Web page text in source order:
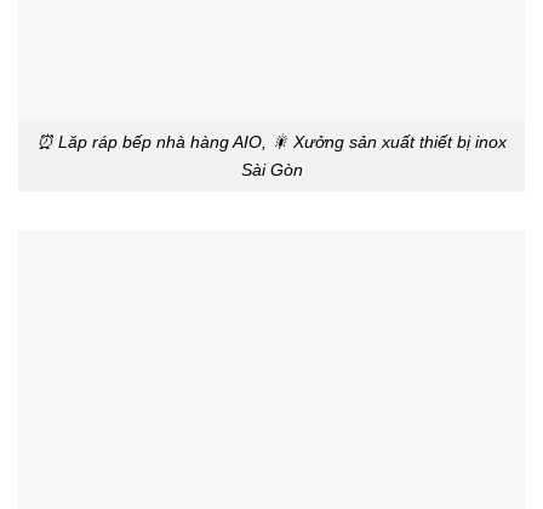
⏰ Lăp ráp bếp nhà hàng AIO, 🎇 Xưởng sản xuất thiết bị inox
Sài Gòn